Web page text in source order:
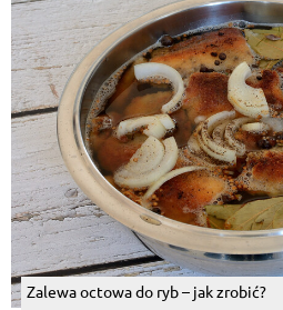
Marek Dąbrowski,
ble...
Teresa Pyzpiotr,
jutro zrobię ale bez szynki, nie
Andrzej Zimlak, 18.04.2015
To jest pycha mmmm
Zalewa octowa do ryb – jak zrobić?